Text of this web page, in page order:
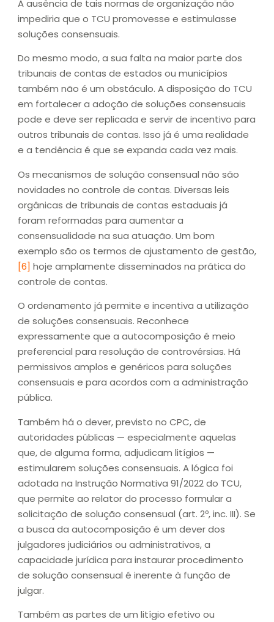
A ausência de tais normas de organização não
impediria que o TCU promovesse e estimulasse
soluções consensuais.
Do mesmo modo, a sua falta na maior parte dos
tribunais de contas de estados ou municípios
também não é um obstáculo. A disposição do TCU
em fortalecer a adoção de soluções consensuais
pode e deve ser replicada e servir de incentivo para
outros tribunais de contas. Isso já é uma realidade
e a tendência é que se expanda cada vez mais.
Os mecanismos de solução consensual não são
novidades no controle de contas. Diversas leis
orgânicas de tribunais de contas estaduais já
foram reformadas para aumentar a
consensualidade na sua atuação. Um bom
exemplo são os termos de ajustamento de gestão,
[6] hoje amplamente disseminados na prática do
controle de contas.
O ordenamento já permite e incentiva a utilização
de soluções consensuais. Reconhece
expressamente que a autocomposição é meio
preferencial para resolução de controvérsias. Há
permissivos amplos e genéricos para soluções
consensuais e para acordos com a administração
pública.
Também há o dever, previsto no CPC, de
autoridades públicas — especialmente aquelas
que, de alguma forma, adjudicam litígios —
estimularem soluções consensuais. A lógica foi
adotada na Instrução Normativa 91/2022 do TCU,
que permite ao relator do processo formular a
solicitação de solução consensual (art. 2º, inc. III). Se
a busca da autocomposição é um dever dos
julgadores judiciários ou administrativos, a
capacidade jurídica para instaurar procedimento
de solução consensual é inerente à função de
julgar.
Também as partes de um litígio efetivo ou